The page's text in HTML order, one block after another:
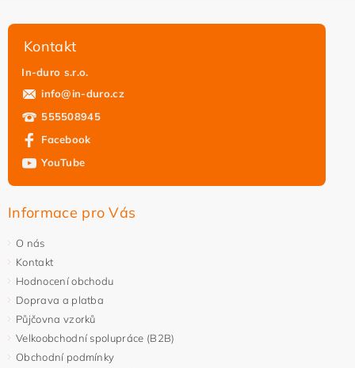
Kontakt
In-duro s.r.o.
info@in-duro.cz
555508945
Facebook
YouTube
Informace pro Vás
O nás
Kontakt
Hodnocení obchodu
Doprava a platba
Půjčovna vzorků
Velkoobchodní spolupráce (B2B)
Obchodní podmínky